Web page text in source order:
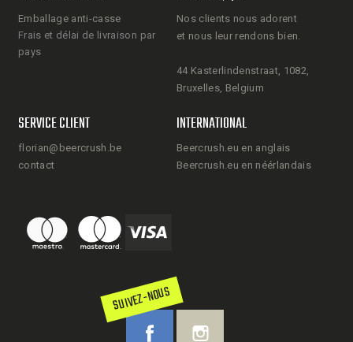
Emballage anti-casse
Frais et délai de livraison par
pays
Nos clients nous adorent
et nous leur rendons bien.
44 Kasterlindenstraat, 1082,
Bruxelles, Belgium
SERVICE CLIENT
florian@beercrush.be
contact
INTERNATIONAL
Beercrush.eu en anglais
Beercrush.eu en néérlandais
SUIVEZ-NOUS